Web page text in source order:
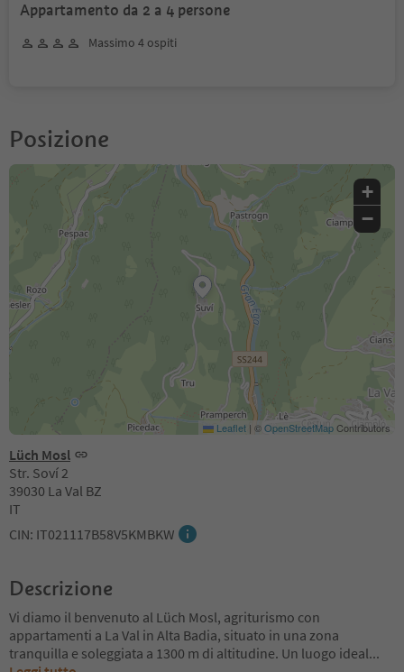
Appartamento da 2 a 4 persone
Massimo 4 ospiti
Posizione
Lüch Mosl
Str. Soví 2
39030 La Val BZ
IT
CIN: IT021117B58V5KMBKW
+
−
Leaflet | ©OpenStreetMapContributors
Descrizione
Vi diamo il benvenuto al Lüch Mosl, agriturismo con
appartamenti a La Val in Alta Badia, situato in una zona
tranquilla e soleggiata a 1300 m di altitudine. Un luogo ideal...